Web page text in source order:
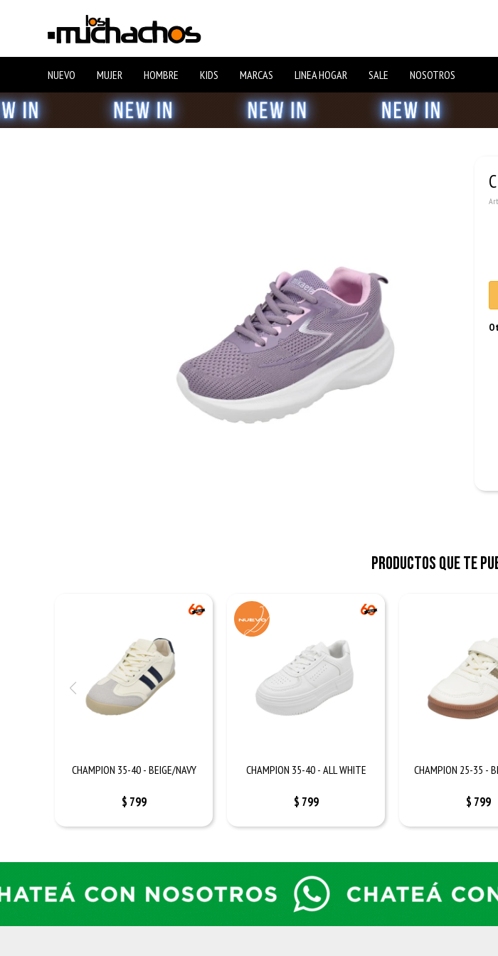
NUEVO MUJER HOMBRE KIDS MARCAS LINEA HOGAR SALE NOSOTROS
Productos que te
CHAMPION 35-40 - BEIGE/NAVY
$ 799
CHAMPION 35-40 - ALL WHITE
$ 799
CHAMPION 25-35 -
$ 799